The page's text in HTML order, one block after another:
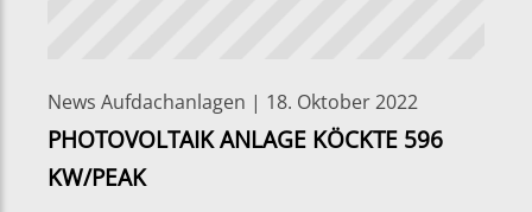
News Aufdachanlagen | 18. Oktober 2022
PHOTOVOLTAIK ANLAGE KÖCKTE 596
KW/PEAK